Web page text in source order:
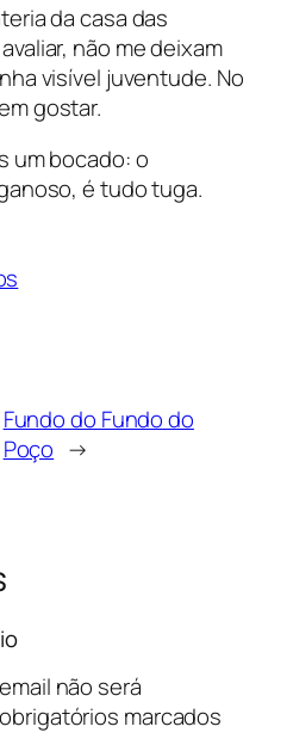
da casa das
não me deixam
visível juventude. No
gostar.
um bocado: o
é tudo tuga.
Fundo do Fundo do
Poço →
não será
marcados